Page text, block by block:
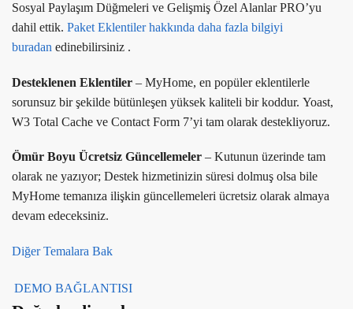
Sosyal Paylaşım Düğmeleri ve Gelişmiş Özel Alanlar PRO’yu
dahil ettik. Paket Eklentiler hakkında daha fazla bilgiyi
buradan edinebilirsiniz .
Desteklenen Eklentiler – MyHome, en popüler eklentilerle
sorunsuz bir şekilde bütünleşen yüksek kaliteli bir koddur. Yoast,
W3 Total Cache ve Contact Form 7’yi tam olarak destekliyoruz.
Ömür Boyu Ücretsiz Güncellemeler – Kutunun üzerinde tam
olarak ne yazıyor; Destek hizmetinizin süresi dolmuş olsa bile
MyHome temanıza ilişkin güncellemeleri ücretsiz olarak almaya
devam edeceksiniz.
Diğer Temalara Bak
DEMO BAĞLANTISI